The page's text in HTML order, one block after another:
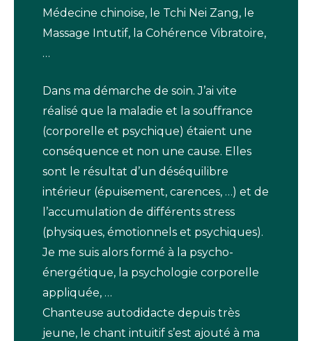
Médecine chinoise, le Tchi Nei Zang, le
Massage Intutif, la Cohérence Vibratoire,
…
Dans ma démarche de soin. J’ai vite
réalisé que la maladie et la souffrance
(corporelle et psychique) étaient une
conséquence et non une cause. Elles
sont le résultat d’un déséquilibre
intérieur (épuisement, carences, …) et de
l’accumulation de différents stress
(physiques, émotionnels et psychiques).
Je me suis alors formé à la psycho-
énergétique, la psychologie corporelle
appliquée, …
Chanteuse autodidacte depuis très
jeune, le chant intuitif s’est ajouté à ma